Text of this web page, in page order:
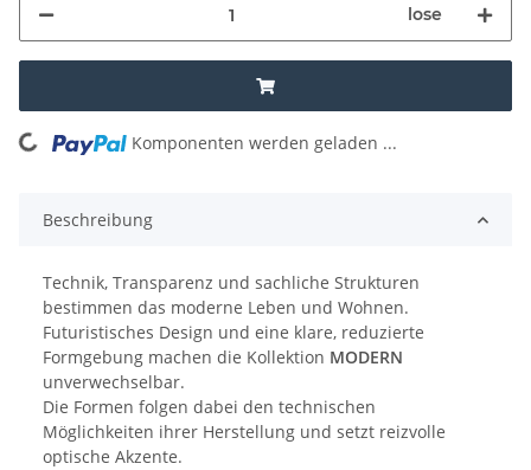
lose
Loading... Komponenten werden geladen ...
Beschreibung
Technik, Transparenz und sachliche Strukturen
bestimmen das moderne Leben und Wohnen.
Futuristisches Design und eine klare, reduzierte
Formgebung machen die Kollektion MODERN
unverwechselbar.
Die Formen folgen dabei den technischen
Möglichkeiten ihrer Herstellung und setzt reizvolle
optische Akzente.